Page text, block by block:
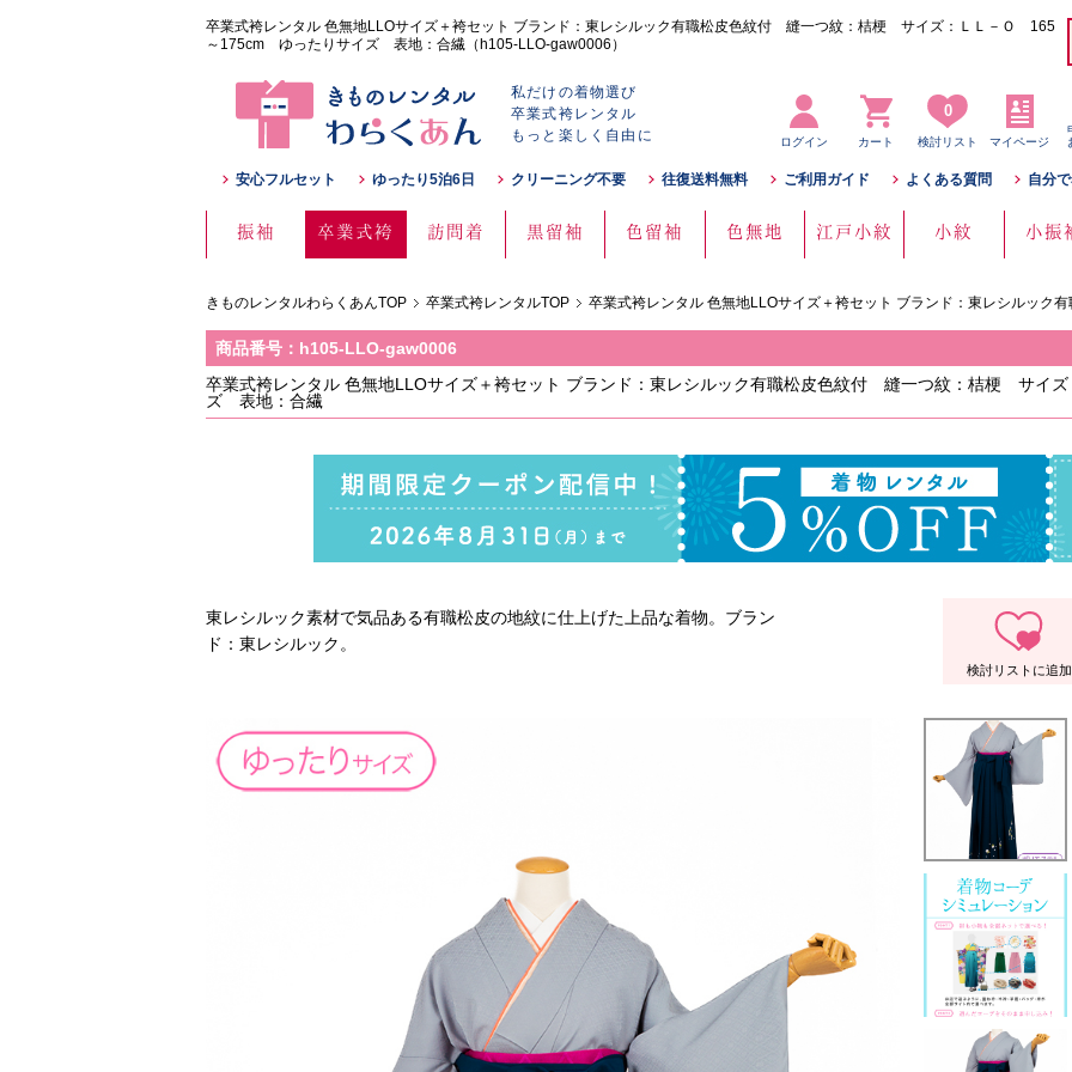
卒業式袴レンタル 色無地LLOサイズ＋袴セット ブランド：東レシルック有職松皮色紋付 縫一つ紋：桔梗 サイズ：ＬＬ－Ｏ 165
～175cm ゆったりサイズ 表地：合繊（h105-LLO-gaw0006）
私だけの着物選び
卒業式袴レンタル
もっと楽しく自由に
ログイン カート
0
検討リスト マイページ
安心フルセット ゆったり5泊6日 クリーニング不要 往復送料無料 ご利用ガイド よくある質問 自分
振袖 卒業式袴 訪問着 黒留袖 色留袖 色無地 江戸小紋 小紋 小振
きものレンタルわらくあんTOP 卒業式袴レンタルTOP 卒業式袴レンタル 色無地LLOサイズ＋袴セット ブランド：東レシルック
商品番号：h105-LLO-gaw0006
卒業式袴レンタル 色無地LLOサイズ＋袴セット ブランド：東レシルック有職松皮色紋付 縫一つ紋：桔梗 サ
ズ 表地：合繊
東レシルック素材で気品ある有職松皮の地紋に仕上げた上品な着物。ブラン
ド：東レシルック。